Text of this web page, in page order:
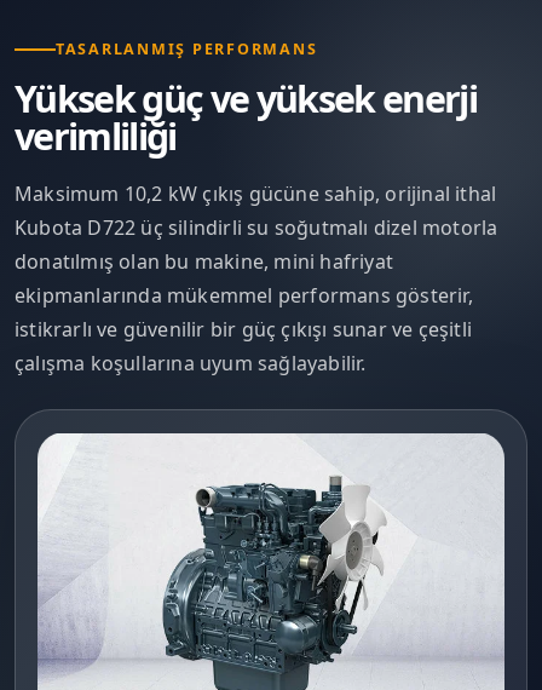
TASARLANMIŞ PERFORMANS
Yüksek güç ve yüksek enerji
verimliliği
Maksimum 10,2 kW çıkış gücüne sahip, orijinal ithal
Kubota D722 üç silindirli su soğutmalı dizel motorla
donatılmış olan bu makine, mini hafriyat
ekipmanlarında mükemmel performans gösterir,
istikrarlı ve güvenilir bir güç çıkışı sunar ve çeşitli
çalışma koşullarına uyum sağlayabilir.